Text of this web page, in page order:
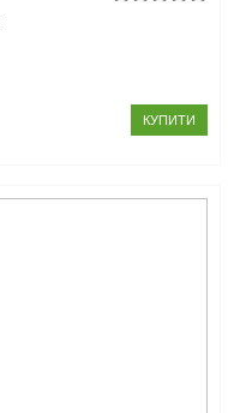
КУПИТИ